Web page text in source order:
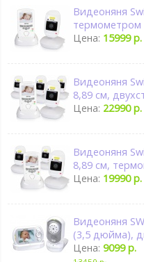
Видеоняня
термометром
Цена: 15999 р.
Видеоняня
8,89 см,
Цена: 22990 р.
Видеоняня
8,89 см,
Цена: 19990 р.
Видеоняня
(3,5 дюйма),
Цена:9099 р.